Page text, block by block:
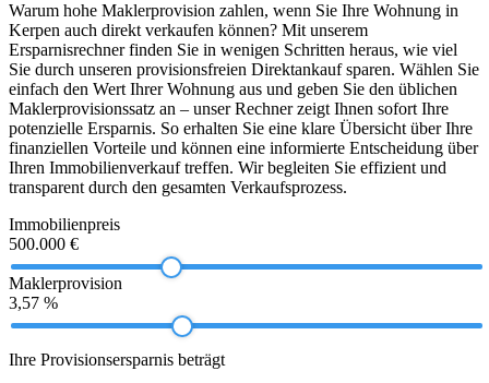
Warum hohe Maklerprovision zahlen, wenn Sie Ihre Wohnung in
Kerpen auch direkt verkaufen können? Mit unserem
Ersparnisrechner finden Sie in wenigen Schritten heraus, wie viel
Sie durch unseren provisionsfreien Direktankauf sparen. Wählen Sie
einfach den Wert Ihrer Wohnung aus und geben Sie den üblichen
Maklerprovisionssatz an – unser Rechner zeigt Ihnen sofort Ihre
potenzielle Ersparnis. So erhalten Sie eine klare Übersicht über Ihre
finanziellen Vorteile und können eine informierte Entscheidung über
Ihren Immobilienverkauf treffen. Wir begleiten Sie effizient und
transparent durch den gesamten Verkaufsprozess.
Immobilienpreis
500.000 €
Maklerprovision
3,57 %
Ihre Provisionsersparnis beträgt